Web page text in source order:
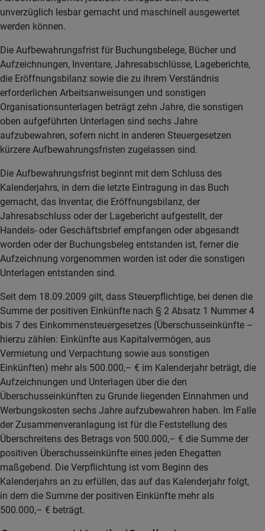
unverzüglich lesbar gemacht und maschinell ausgewertet
werden können.
Die Aufbewahrungsfrist für Buchungsbelege, Bücher und
Aufzeichnungen, Inventare, Jahresabschlüsse, Lageberichte,
die Eröffnungsbilanz sowie die zu ihrem Verständnis
erforderlichen Arbeitsanweisungen und sonstigen
Organisationsunterlagen beträgt zehn Jahre, die sonstigen
oben aufgeführten Unterlagen sind sechs Jahre
aufzubewahren, sofern nicht in anderen Steuergesetzen
kürzere Aufbewahrungsfristen zugelassen sind.
Die Aufbewahrungsfrist beginnt mit dem Schluss des
Kalenderjahrs, in dem die letzte Eintragung in das Buch
gemacht, das Inventar, die Eröffnungsbilanz, der
Jahresabschluss oder der Lagebericht aufgestellt, der
Handels- oder Geschäftsbrief empfangen oder abgesandt
worden oder der Buchungsbeleg entstanden ist, ferner die
Aufzeichnung vorgenommen worden ist oder die sonstigen
Unterlagen entstanden sind.
Seit dem 18.09.2009 gilt, dass Steuerpflichtige, bei denen die
Summe der positiven Einkünfte nach § 2 Absatz 1 Nummer 4
bis 7 des Einkommensteuergesetzes (Überschusseinkünfte –
hierzu zählen: Einkünfte aus Kapitalvermögen, aus
Vermietung und Verpachtung sowie aus sonstigen
Einkünften) mehr als 500.000,– € im Kalenderjahr beträgt, die
Aufzeichnungen und Unterlagen über die den
Überschusseinkünften zu Grunde liegenden Einnahmen und
Werbungskosten sechs Jahre aufzubewahren haben. Im Falle
der Zusammenveranlagung ist für die Feststellung des
Überschreitens des Betrags von 500.000,– € die Summe der
positiven Überschusseinkünfte eines jeden Ehegatten
maßgebend. Die Verpflichtung ist vom Beginn des
Kalenderjahrs an zu erfüllen, das auf das Kalenderjahr folgt,
in dem die Summe der positiven Einkünfte mehr als
500.000,– € beträgt.